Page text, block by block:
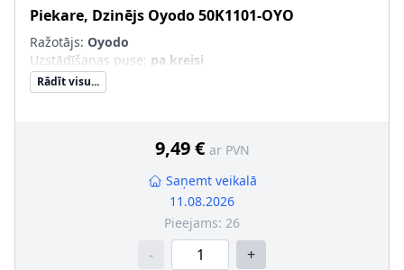
Piekare, Dzinējs Oyodo50K1101-OYO
Ražotājs: Oyodo
Uzstādīšanas puse: pa kreisi
Rādīt visu...
9,49 € ar PVN
Saņemt veikalā
11.08.2026
Pieejams: 26
- +